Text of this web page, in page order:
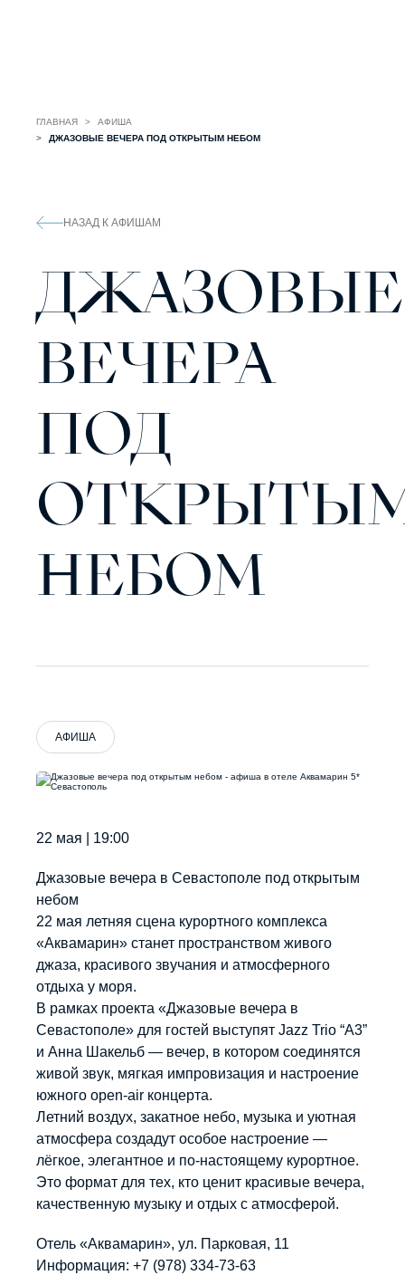
ГЛАВНАЯ
АФИША
ДЖАЗОВЫЕ ВЕЧЕРА ПОД ОТКРЫТЫМ НЕБОМ
НАЗАД К АФИШАМ
ДЖАЗОВЫЕ
ВЕЧЕРА
ПОД
НЕБОМ
АФИША
22 мая | 19:00
Джазовые вечера в Севастополе под открытым
небом
22 мая летняя сцена курортного комплекса
«Аквамарин» станет пространством живого
джаза, красивого звучания и атмосферного
отдыха у моря.
В рамках проекта «Джазовые вечера в
Севастополе» для гостей выступят Jazz Trio “A3”
и Анна Шакельб — вечер, в котором соединятся
живой звук, мягкая импровизация и настроение
южного open-air концерта.
Летний воздух, закатное небо, музыка и уютная
атмосфера создадут особое настроение —
лёгкое, элегантное и по-настоящему курортное.
Это формат для тех, кто ценит красивые вечера,
качественную музыку и отдых с атмосферой.
Отель «Аквамарин», ул. Парковая, 11
Информация: +7 (978) 334-73-63